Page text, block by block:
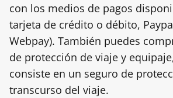
con los medios de pagos
tarjeta de crédito o débito,
Webpay). También puedes
de protección de viaje y
consiste en un seguro de
transcurso del viaje.